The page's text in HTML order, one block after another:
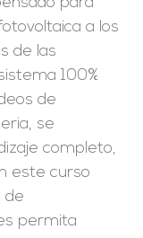
a los
de las
100%
de
se
completo,
este curso
de
permita